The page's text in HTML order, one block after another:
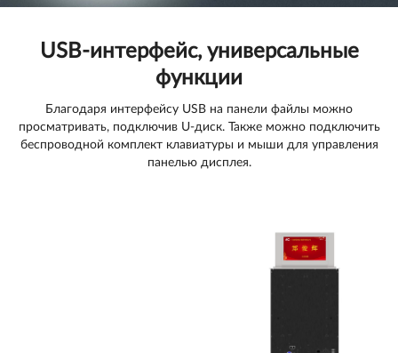
USB-интерфейс, универсальные
функции
Благодаря интерфейсу USB на панели файлы можно
просматривать, подключив U-диск. Также можно подключить
беспроводной комплект клавиатуры и мыши для управления
панелью дисплея.